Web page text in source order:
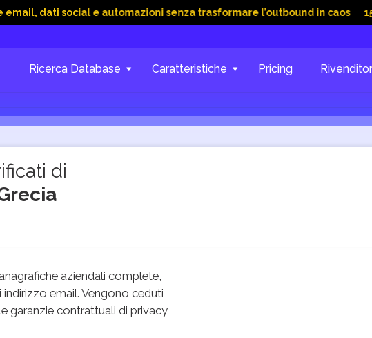
social e automazioni senza trasformare l’outbound in caos 15 Giu
Ricerca Database Caratteristiche Pricing
di
aziendali complete,
email. Vengono ceduti
garanzie contrattuali di privacy